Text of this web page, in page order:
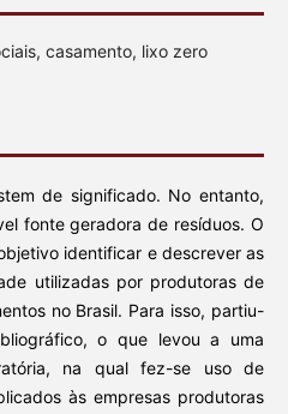
casamento, lixo zero
de significado. No entanto,
fonte geradora de resíduos. O
identificar e descrever as
utilizadas por produtoras de
no Brasil. Para isso, partiu-
o que levou a uma
na qual fez-se uso de
às empresas produtoras